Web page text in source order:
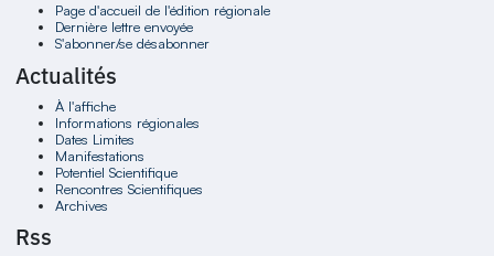
Page d'accueil de l'édition régionale
Dernière lettre envoyée
S'abonner/se désabonner
Actualités
À l'affiche
Informations régionales
Dates Limites
Manifestations
Potentiel Scientifique
Rencontres Scientifiques
Archives
Rss